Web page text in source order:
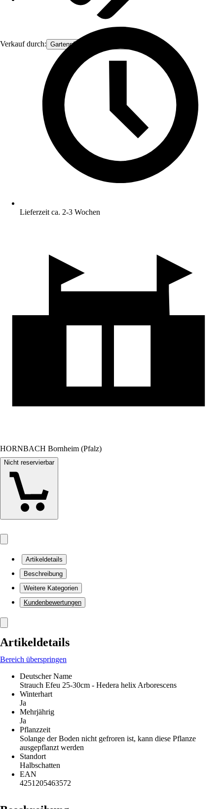
Verkauf durch: Gartenpflanzen Ammerland
Lieferzeit ca. 2-3 Wochen
HORNBACH Bornheim (Pfalz)
Nicht reservierbar
Artikeldetails
Beschreibung
Weitere Kategorien
Kundenbewertungen
Artikeldetails
Bereich überspringen
Deutscher Name
Strauch Efeu 25-30cm - Hedera helix Arborescens
Winterhart
Ja
Mehrjährig
Ja
Pflanzzeit
Solange der Boden nicht gefroren ist, kann diese Pflanze
ausgepflanzt werden
Standort
Halbschatten
EAN
4251205463572